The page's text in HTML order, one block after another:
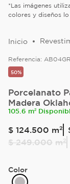
*Las imágenes
colores y diseños
Referencia:
50%
Porcelanato
Madera
105.6 m²
$ 124.500 m²
$ 249.000 m²
Color